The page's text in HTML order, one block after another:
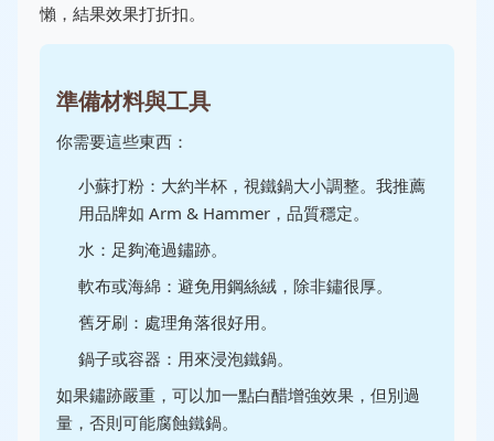
懶，結果效果打折扣。
準備材料與工具
你需要這些東西：
小蘇打粉：大約半杯，視鐵鍋大小調整。我推薦
用品牌如 Arm & Hammer，品質穩定。
水：足夠淹過鏽跡。
軟布或海綿：避免用鋼絲絨，除非鏽很厚。
舊牙刷：處理角落很好用。
鍋子或容器：用來浸泡鐵鍋。
如果鏽跡嚴重，可以加一點白醋增強效果，但別過
量，否則可能腐蝕鐵鍋。